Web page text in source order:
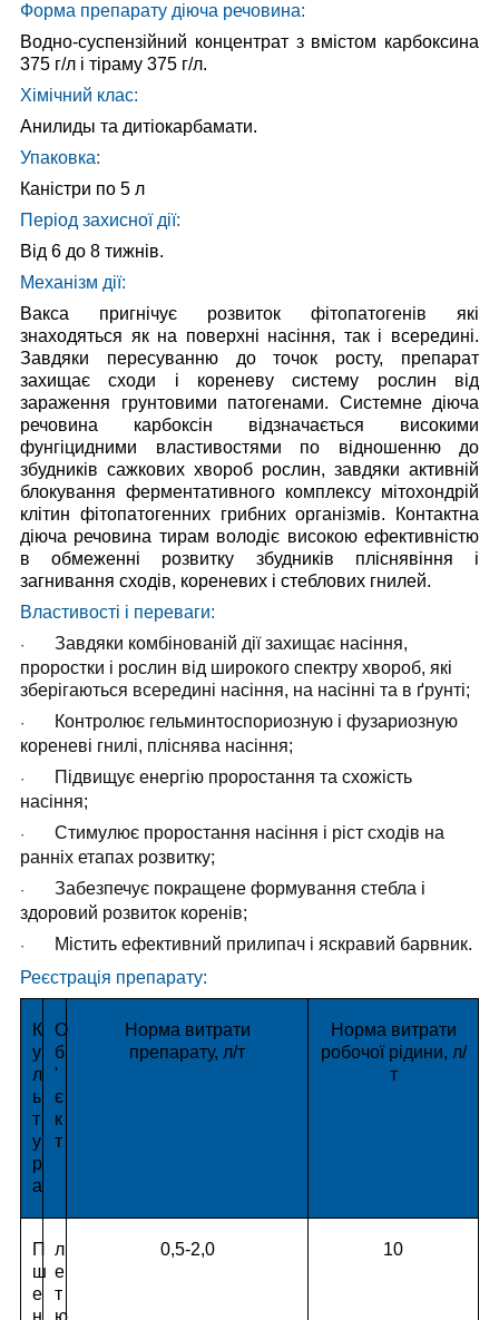
Форма препарату діюча речовина:
Водно-суспензійний концентрат з вмістом карбоксина
375 г/л і тіраму 375 г/л.
Хімічний клас:
Анилиды та дитіокарбамати.
Упаковка:
Каністри по 5 л
Період захисної дії:
Від 6 до 8 тижнів.
Механізм дії:
Вакса пригнічує розвиток фітопатогенів які
знаходяться як на поверхні насіння, так і всередині.
Завдяки пересуванню до точок росту, препарат
захищає сходи і кореневу систему рослин від
зараження грунтовими патогенами. Системне діюча
речовина карбоксін відзначається високими
фунгіцидними властивостями по відношенню до
збудників сажкових хвороб рослин, завдяки активній
блокування ферментативного комплексу мітохондрій
клітин фітопатогенних грибних організмів. Контактна
діюча речовина тирам володіє високою ефективністю
в обмеженні розвитку збудників пліснявіння і
загнивання сходів, кореневих і стеблових гнилей.
Властивості і переваги:
·
Завдяки комбінованій дії захищає насіння,
проростки і рослин від широкого спектру хвороб, які
зберігаються всередині насіння, на насінні та в ґрунті;
·
Контролює гельминтоспориозную і фузариозную
кореневі гнилі, пліснява насіння;
·
Підвищує енергію проростання та схожість
насіння;
·
Стимулює проростання насіння і ріст сходів на
ранніх етапах розвитку;
·
Забезпечує покращене формування стебла і
здоровий розвиток коренів;
·
Містить ефективний прилипач і яскравий барвник.
Реєстрація препарату:
К
у
л
ь
т
у
р
а
О
б
'
є
к
т
Норма витрати
препарату, л/т
Норма витрати
робочої рідини, л/
т
П
ш
е
л
е
т
0,5-2,0 10